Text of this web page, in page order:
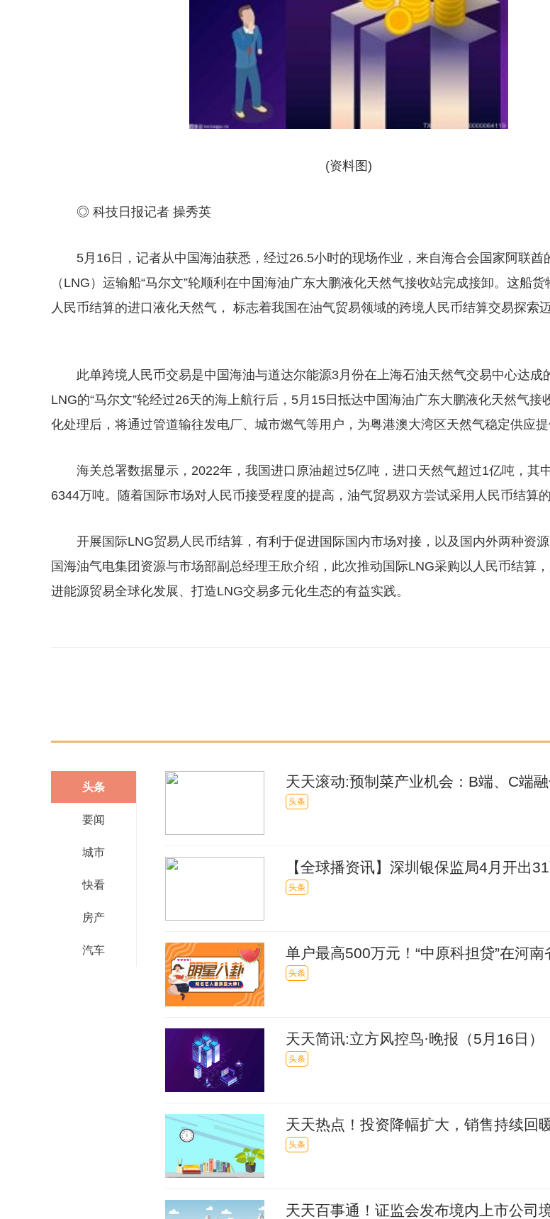
(资料图)
◎ 科技日报记者 操秀英
5月16日，记者从中国海油获悉，经过26.5小时的现场作业，来自海合会国家阿联酋
（LNG）运输船“马尔文”轮顺利在中国海油广东大鹏液化天然气接收站完成接卸。 这船货
人民币结算的进口液化天然气，
标志着我国在油气贸易领域的跨境人民币结算交易探索
此单跨境人民币交易是中国海油与道达尔能源3月份在上海石油天然气交易中心达成
LNG的“马尔文”轮经过26天的海上航行后，5月15日抵达中国海油广东大鹏液化天然气接
化处理后，将通过管道输往发电厂、城市燃气等用户，为粤港澳大湾区天然气稳定供应提
海关总署数据显示，2022年，我国进口原油超过5亿吨，进口天然气超过1亿吨，其
6344万吨。随着国际市场对人民币接受程度的提高，油气贸易双方尝试采用人民币结算的
开展国际LNG贸易人民币结算，有利于促进国际国内市场对接，以及国内外两种资
国海油气电集团资源与市场部副总经理王欣介绍，此次推动国际LNG采购以人民币结算
进能源贸易全球化发展、打造LNG交易多元化生态的有益实践。
头条
要闻
城市
快看
房产
汽车
天天滚动:预制菜产业机会：B端、C端
势，供应链是核心竞争力
头条
【全球播资讯】深圳银保监局4月开出
放了哪些信号？
头条
单户最高500万元！“中原科担贷”在河
享平台上线
头条
天天简讯:立方风控鸟·晚报（5月16日）
头条
天天热点！投资降幅扩大，销售持续回
局最新房地产数据释放这些信号→
头条
天天百事通！证监会发布境内上市公司